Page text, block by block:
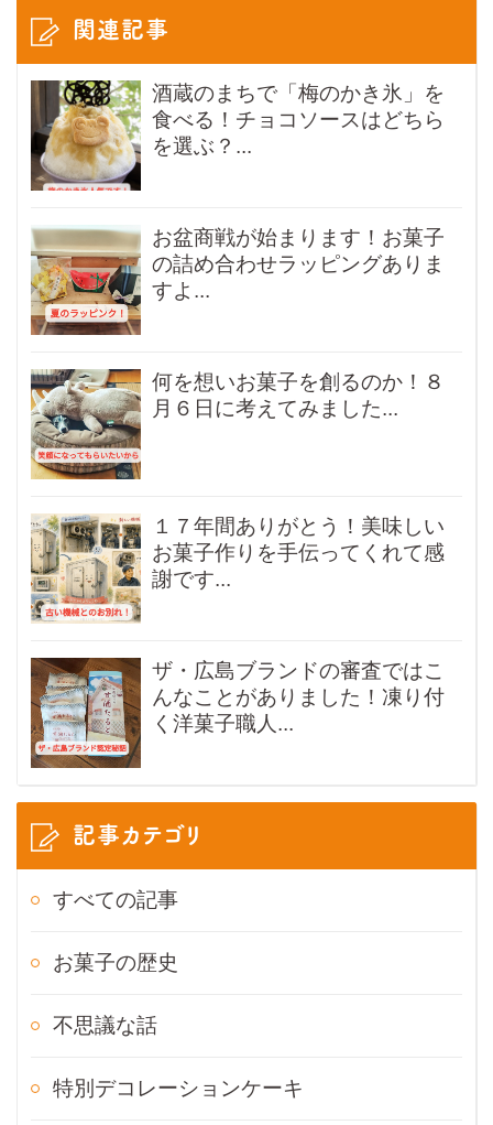
関連記事
酒蔵のまちで「梅のかき氷」を
食べる！チョコソースはどちら
を選ぶ？...
お盆商戦が始まります！お菓子
の詰め合わせラッピングありま
すよ...
何を想いお菓子を創るのか！８
月６日に考えてみました...
１７年間ありがとう！美味しい
お菓子作りを手伝ってくれて感
謝です...
ザ・広島ブランドの審査ではこ
んなことがありました！凍り付
く洋菓子職人...
記事カテゴリ
すべての記事
お菓子の歴史
不思議な話
特別デコレーションケーキ